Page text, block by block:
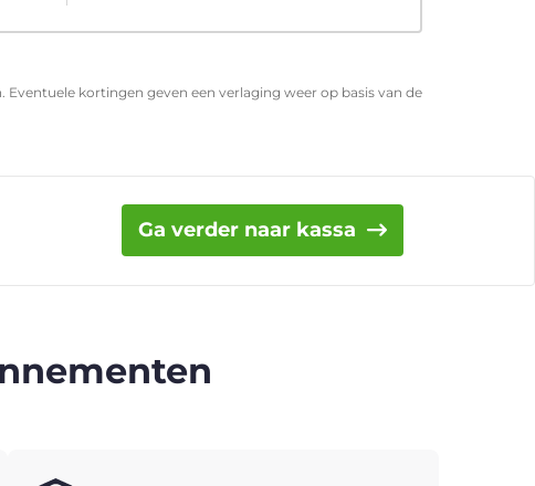
kortingen geven een verlaging weer op basis van de
Ga verder naar kassa